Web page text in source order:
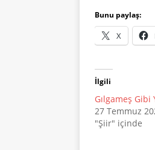
Bunu paylaş:
X
İlgili
Gılgameş Gibi
27 Temmuz
"Şiir" içinde